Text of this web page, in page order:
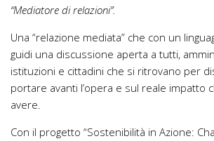
“Mediatore di relazioni”.
Una “relazione mediata” che con un
guidi una discussione aperta a tutti,
istituzioni e cittadini che si ritrovano per
portare avanti l’opera e sul reale impatto
avere.
Con il progetto “Sostenibilità in Azione: